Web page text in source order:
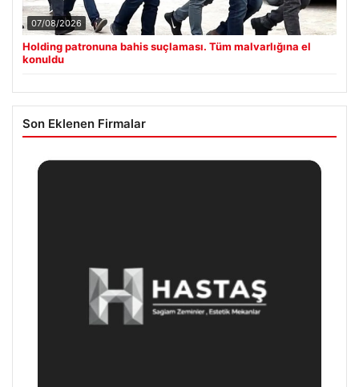
07/08/2026
Holding patronuna bahis suçlaması. Tüm malvarlığına el
konuldu
Son Eklenen Firmalar